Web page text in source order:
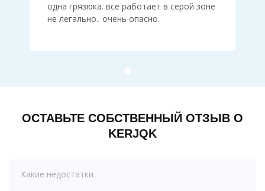
одна грязюка. все работает в серой зоне
не легально.. очень опасно.
ОСТАВЬТЕ СОБСТВЕННЫЙ ОТЗЫВ О
KERJQK